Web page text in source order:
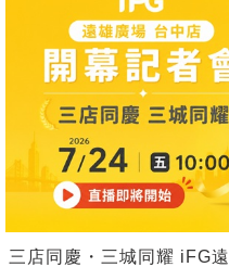
三店同慶・三城同耀 iFG